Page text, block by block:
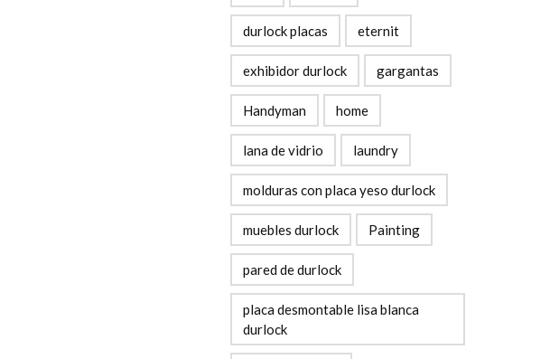
durlock placas eternit
exhibidor durlock gargantas
Handyman home
lana de vidrio laundry
molduras con placa yeso durlock
muebles durlock Painting
pared de durlock
placa desmontable lisa blanca
durlock